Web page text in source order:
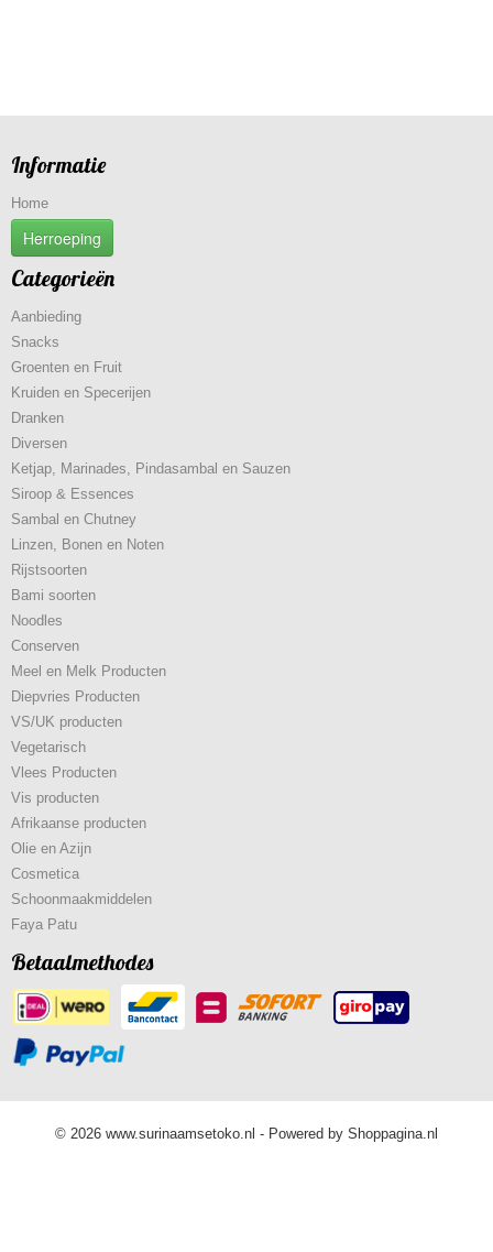
Informatie
Home
Herroeping
Categorieën
Aanbieding
Snacks
Groenten en Fruit
Kruiden en Specerijen
Dranken
Diversen
Ketjap, Marinades, Pindasambal en Sauzen
Siroop & Essences
Sambal en Chutney
Linzen, Bonen en Noten
Rijstsoorten
Bami soorten
Noodles
Conserven
Meel en Melk Producten
Diepvries Producten
VS/UK producten
Vegetarisch
Vlees Producten
Vis producten
Afrikaanse producten
Olie en Azijn
Cosmetica
Schoonmaakmiddelen
Faya Patu
Betaalmethodes
© 2026 www.surinaamsetoko.nl - Powered by Shoppagina.nl